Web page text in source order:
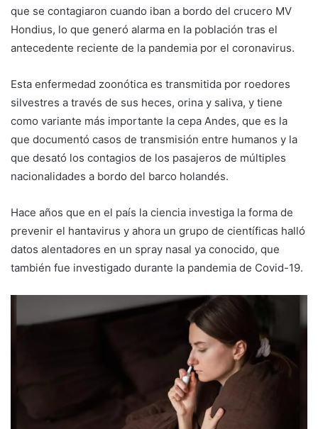
que se contagiaron cuando iban a bordo del crucero MV
Hondius, lo que generó alarma en la población tras el
antecedente reciente de la pandemia por el coronavirus.
Esta enfermedad zoonótica es transmitida por roedores
silvestres a través de sus heces, orina y saliva, y tiene
como variante más importante la cepa Andes, que es la
que documentó casos de transmisión entre humanos y la
que desató los contagios de los pasajeros de múltiples
nacionalidades a bordo del barco holandés.
Hace años que en el país la ciencia investiga la forma de
prevenir el hantavirus y ahora un grupo de científicas halló
datos alentadores en un spray nasal ya conocido, que
también fue investigado durante la pandemia de Covid-19.